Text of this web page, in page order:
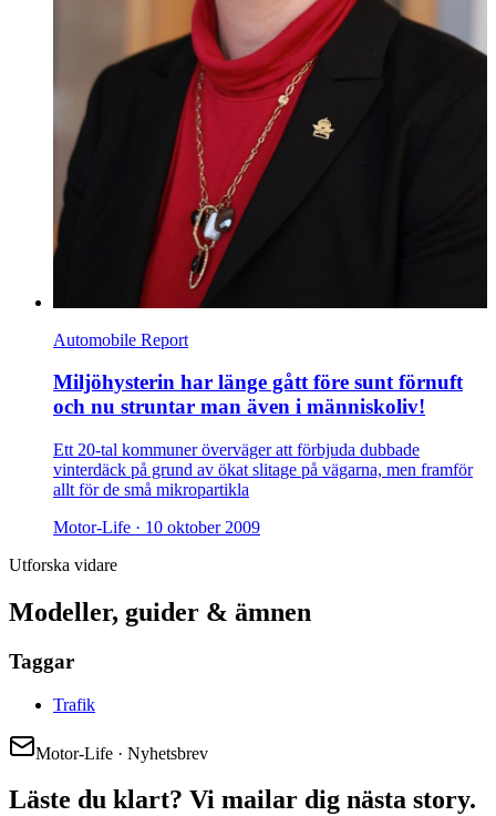
Automobile Report
Miljöhysterin har länge gått före sunt förnuft
och nu struntar man även i människoliv!
Ett 20-tal kommuner överväger att förbjuda dubbade
vinterdäck på grund av ökat slitage på vägarna, men framför
allt för de små mikropartikla
Motor-Life · 10 oktober 2009
Utforska vidare
Modeller, guider & ämnen
Taggar
Trafik
Motor-Life · Nyhetsbrev
Läste du klart? Vi mailar dig nästa story.